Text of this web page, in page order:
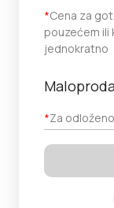
*Cena za
pouzećem ili
jednokratno
*Za